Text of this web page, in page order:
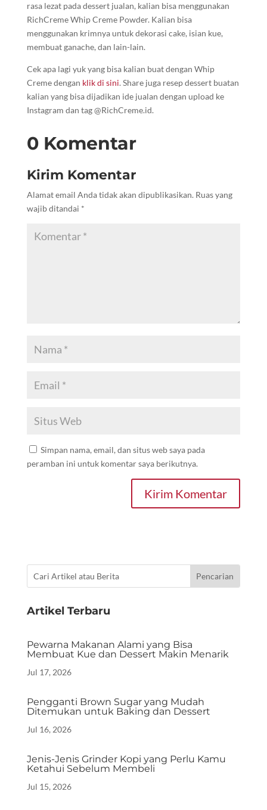
rasa lezat pada dessert jualan, kalian bisa menggunakan
RichCreme Whip Creme Powder. Kalian bisa
menggunakan krimnya untuk dekorasi cake, isian kue,
membuat ganache, dan lain-lain.
Cek apa lagi yuk yang bisa kalian buat dengan Whip
Creme dengan klik di sini. Share juga resep dessert buatan
kalian yang bisa dijadikan ide jualan dengan upload ke
Instagram dan tag @RichCreme.id.
0 Komentar
Kirim Komentar
Alamat email Anda tidak akan dipublikasikan. Ruas yang
wajib ditandai *
Simpan nama, email, dan situs web saya pada
peramban ini untuk komentar saya berikutnya.
Kirim Komentar
Artikel Terbaru
Pewarna Makanan Alami yang Bisa
Membuat Kue dan Dessert Makin Menarik
Jul 17, 2026
Pengganti Brown Sugar yang Mudah
Ditemukan untuk Baking dan Dessert
Jul 16, 2026
Jenis-Jenis Grinder Kopi yang Perlu Kamu
Ketahui Sebelum Membeli
Jul 15, 2026